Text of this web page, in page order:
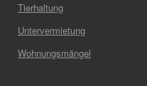
Tierhaltung
Untervermietung
Wohnungsmängel